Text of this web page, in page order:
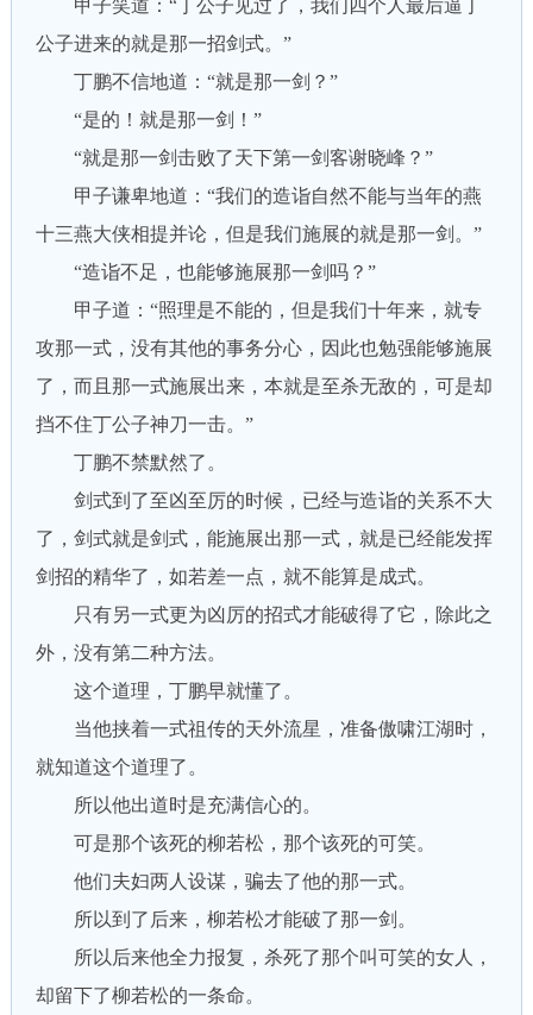
甲子笑道：“丁公子见过了，我们四个人最后逼丁
公子进来的就是那一招剑式。”
丁鹏不信地道：“就是那一剑？”
“是的！就是那一剑！”
“就是那一剑击败了天下第一剑客谢晓峰？”
甲子谦卑地道：“我们的造诣自然不能与当年的燕
十三燕大侠相提并论，但是我们施展的就是那一剑。”
“造诣不足，也能够施展那一剑吗？”
甲子道：“照理是不能的，但是我们十年来，就专
攻那一式，没有其他的事务分心，因此也勉强能够施展
了，而且那一式施展出来，本就是至杀无敌的，可是却
挡不住丁公子神刀一击。”
丁鹏不禁默然了。
剑式到了至凶至厉的时候，已经与造诣的关系不大
了，剑式就是剑式，能施展出那一式，就是已经能发挥
剑招的精华了，如若差一点，就不能算是成式。
只有另一式更为凶厉的招式才能破得了它，除此之
外，没有第二种方法。
这个道理，丁鹏早就懂了。
当他挟着一式祖传的天外流星，准备傲啸江湖时，
就知道这个道理了。
所以他出道时是充满信心的。
可是那个该死的柳若松，那个该死的可笑。
他们夫妇两人设谋，骗去了他的那一式。
所以到了后来，柳若松才能破了那一剑。
所以后来他全力报复，杀死了那个叫可笑的女人，
却留下了柳若松的一条命。